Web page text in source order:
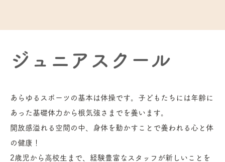
​ジュニアスクール
あらゆるスポーツの基本は体操です。子どもたちには年齢に
あった基礎体力から根気強さまでを養います。
開放感溢れる空間の中、身体を動かすことで養われる心と体
の健康！
2歳児から高校生まで、経験豊富なスタッフが新しいことを